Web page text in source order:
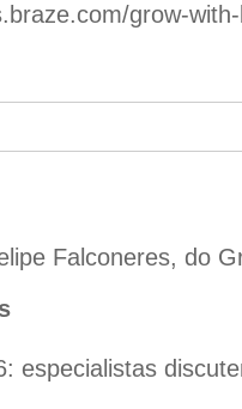
grow-
Falconeres, do
especialistas